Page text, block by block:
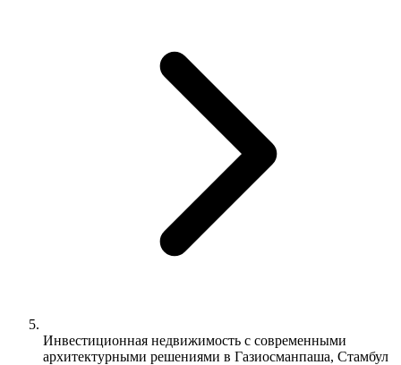
Инвестиционная недвижимость с современными
архитектурными решениями в Газиосманпаша, Стамбул